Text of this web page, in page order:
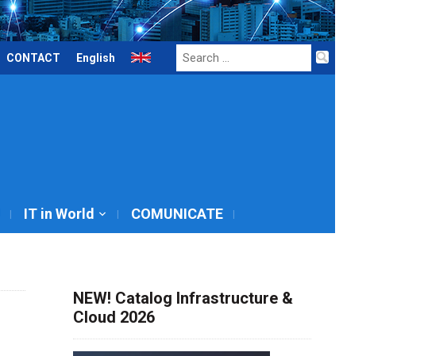
CONTACT English
Search
for:
IT in World COMUNICATE
NEW! Catalog Infrastructure &
Cloud 2026